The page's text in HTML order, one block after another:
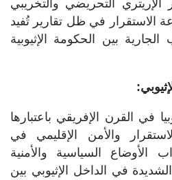
التحريضي والتخريبي
الاستقرار في ظل تقارير تُفيد
بين الحكومة الإثيوبية
في القرن الإفريقي باعتبارها
والأمن الإقليمي في
الأوضاع السياسية والأمنية
في الداخل الإثيوبي بين